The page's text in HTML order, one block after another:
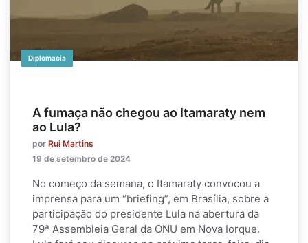
Diplomacia
A fumaça não chegou ao Itamaraty nem
ao Lula?
por Rui Martins
19 de setembro de 2024
No começo da semana, o Itamaraty convocou a
imprensa para um “briefing”, em Brasília, sobre a
participação do presidente Lula na abertura da
79ª Assembleia Geral da ONU em Nova Iorque.